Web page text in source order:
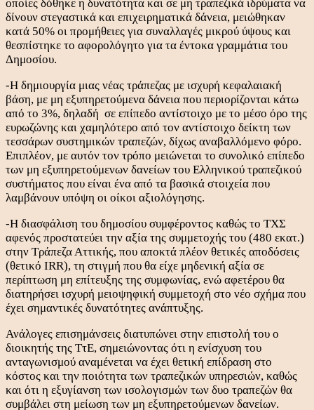
οποίες δόθηκε η δυνατότητα και σε μη τραπεζικά ιδρύματα να
δίνουν στεγαστικά και επιχειρηματικά δάνεια, μειώθηκαν
κατά 50% οι προμήθειες για συναλλαγές μικρού ύψους και
θεσπίστηκε το αφορολόγητο για τα έντοκα γραμμάτια του
Δημοσίου.
-Η δημιουργία μιας νέας τράπεζας με ισχυρή κεφαλαιακή
βάση, με μη εξυπηρετούμενα δάνεια που περιορίζονται κάτω
από το 3%, δηλαδή σε επίπεδο αντίστοιχο με το μέσο όρο της
ευρωζώνης και χαμηλότερο από τον αντίστοιχο δείκτη των
τεσσάρων συστημικών τραπεζών, δίχως αναβαλλόμενο φόρο.
Επιπλέον, με αυτόν τον τρόπο μειώνεται το συνολικό επίπεδο
των μη εξυπηρετούμενων δανείων του Ελληνικού τραπεζικού
συστήματος που είναι ένα από τα βασικά στοιχεία που
λαμβάνουν υπόψη οι οίκοι αξιολόγησης.
-Η διασφάλιση του δημοσίου συμφέροντος καθώς το ΤΧΣ
αφενός προστατεύει την αξία της συμμετοχής του (480 εκατ.)
στην Τράπεζα Αττικής, που αποκτά πλέον θετικές αποδόσεις
(θετικό IRR), τη στιγμή που θα είχε μηδενική αξία σε
περίπτωση μη επίτευξης της συμφωνίας, ενώ αφετέρου θα
διατηρήσει ισχυρή μειοψηφική συμμετοχή στο νέο σχήμα που
έχει σημαντικές δυνατότητες ανάπτυξης.
Ανάλογες επισημάνσεις διατυπώνει στην επιστολή του ο
διοικητής της ΤτΕ, σημειώνοντας ότι η ενίσχυση του
ανταγωνισμού αναμένεται να έχει θετική επίδραση στο
κόστος και την ποιότητα των τραπεζικών υπηρεσιών, καθώς
και ότι η εξυγίανση των ισολογισμών των δυο τραπεζών θα
συμβάλει στη μείωση των μη εξυπηρετούμενων δανείων.